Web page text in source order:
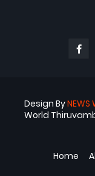
Design ByNEWS
World
Home